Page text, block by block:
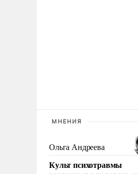
МНЕНИЯ
Ольга Андреева
Культ психотравмы